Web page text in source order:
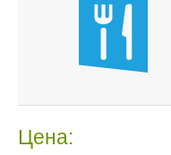
Цена: